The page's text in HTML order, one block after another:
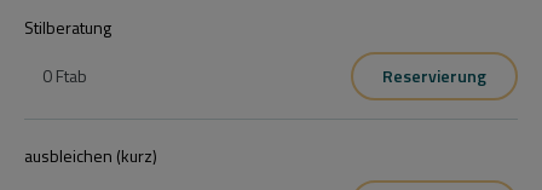
Stilberatung
0 Ftab Reservierung
ausbleichen (kurz)